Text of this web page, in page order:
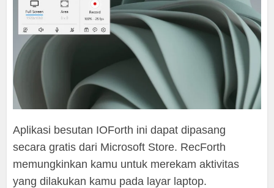
Aplikasi besutan IOForth ini dapat dipasang
secara gratis dari Microsoft Store. RecForth
memungkinkan kamu untuk merekam aktivitas
yang dilakukan kamu pada layar laptop.